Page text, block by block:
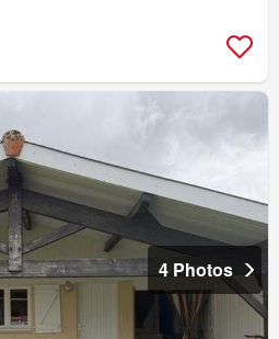
4 Photos